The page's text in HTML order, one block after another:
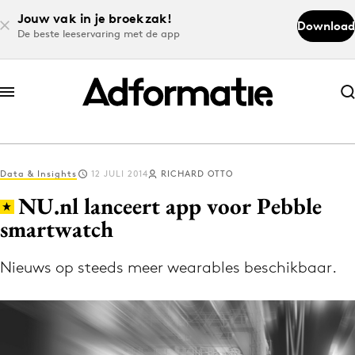
Jouw vak in je broekzak!
De beste leeservaring met de app
Download
Abonneer nu
Abonneer nu
Log in
Volg het laatste nieuws via de Adformatie
Data & Insights 12 JULI 2014 RICHARD OTTO
NU.nl lanceert app voor Pebble
smartwatch
Nieuws op steeds meer wearables beschikbaar.